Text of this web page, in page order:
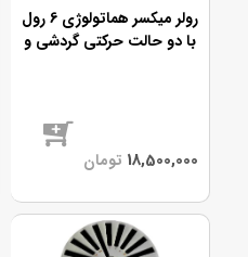
رولر میکسر هماتولوژی 6 رول
با دو حالت حرکتی گردشی و
موجود